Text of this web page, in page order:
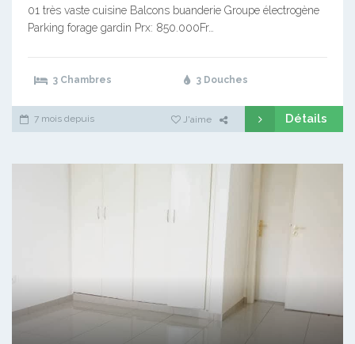
01 très vaste cuisine Balcons buanderie Groupe électrogène
Parking forage gardin Prx: 850.000Fr…
3 Chambres 3 Douches
7 mois depuis J'aime Détails